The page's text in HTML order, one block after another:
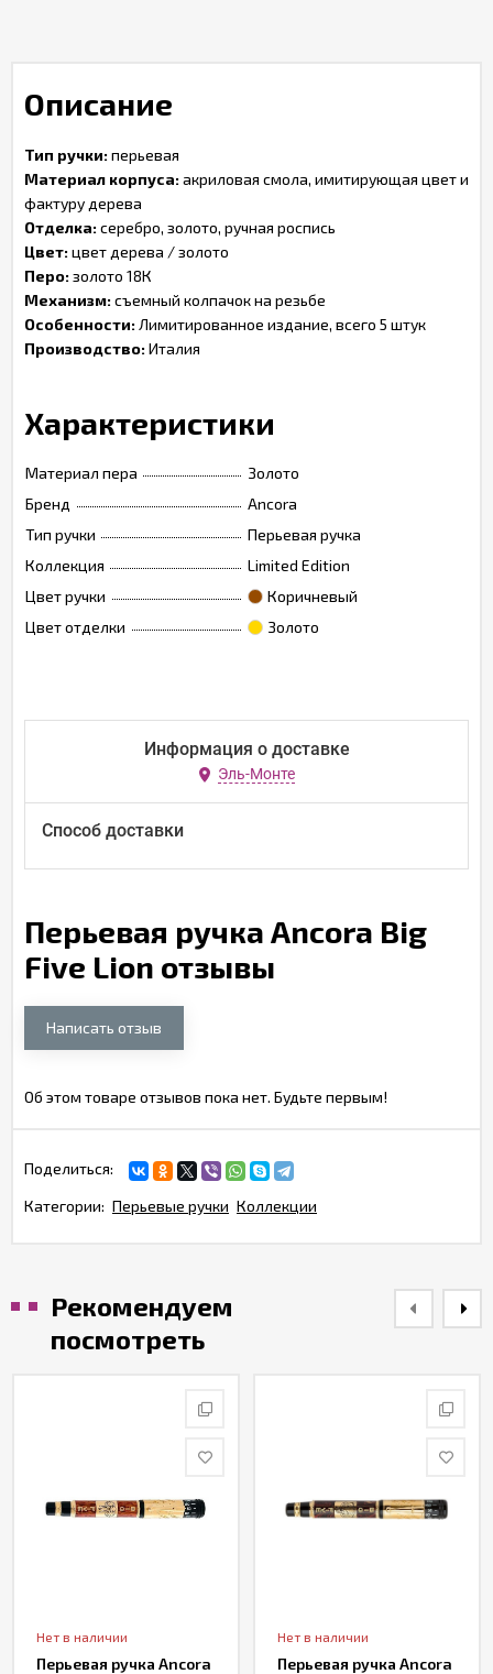
Описание
Тип ручки:перьевая
Материал корпуса:акриловая смола, имитирующая цвет и
фактуру дерева
Отделка:серебро, золото, ручная роспись
Цвет:цвет дерева / золото
Перо:золото 18К
Механизм:съемный колпачок на резьбе
Особенности:Лимитированное издание, всего 5 штук
Производство:Италия
Характеристики
Материал пера
Золото
Бренд
Ancora
Тип ручки
Перьевая ручка
Коллекция
Limited Edition
Цвет ручки
Коричневый
Цвет отделки
Золото
Информация о доставке
Эль-Монте
Способ доставки
Перьевая ручка Ancora Big
Five Lion отзывы
Написать отзыв
Об этом товаре отзывов пока нет. Будьте первым!
Поделиться:
Категории: Перьевые ручки Коллекции
Рекомендуем
посмотреть
Нет в наличии
Перьевая ручка Ancora
Нет в наличии
Перьевая ручка Ancora